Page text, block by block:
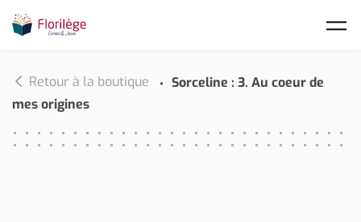
Retour à la boutique
Sorceline : 3. Au coeur de
mes origines